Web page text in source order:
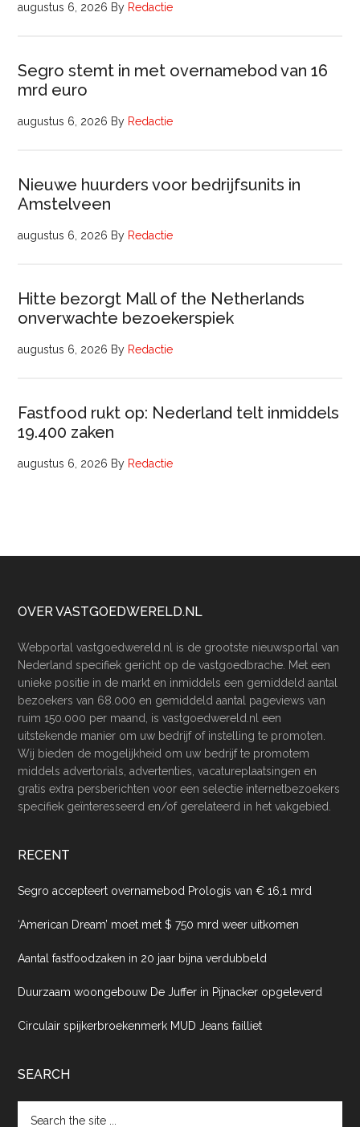
augustus 6, 2026 By Redactie
Segro stemt in met overnamebod van 16
mrd euro
augustus 6, 2026 By Redactie
Nieuwe huurders voor bedrijfsunits in
Amstelveen
augustus 6, 2026 By Redactie
Hitte bezorgt Mall of the Netherlands
onverwachte bezoekerspiek
augustus 6, 2026 By Redactie
Fastfood rukt op: Nederland telt inmiddels
19.400 zaken
augustus 6, 2026 By Redactie
Footer
OVER VASTGOEDWERELD.NL
Webportal vastgoedwereld.nl is de grootste nieuwsportal van
Nederland specifiek gericht op de vastgoedbrache. Met een
unieke positie in de markt en inmiddels een gemiddeld aantal
bezoekers van 68.000 en gemiddeld aantal pageviews van
ruim 150.000 per maand, is vastgoedwereld.nl een
uitstekende manier om uw bedrijf of instelling te promoten.
Wij bieden de mogelijkheid om uw bedrijf te promotem
middels advertorials, advertenties, vacatureplaatsingen en
gratis extra persberichten voor een selectie internetbezoekers
specifiek geïnteresseerd en/of gerelateerd in het vakgebied.
RECENT
Segro accepteert overnamebod Prologis van € 16,1 mrd
‘American Dream’ moet met $ 750 mrd weer uitkomen
Aantal fastfoodzaken in 20 jaar bijna verdubbeld
Duurzaam woongebouw De Juffer in Pijnacker opgeleverd
Circulair spijkerbroekenmerk MUD Jeans failliet
SEARCH